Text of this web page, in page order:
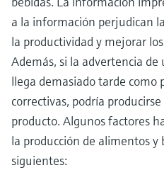
a la información perjudican
la productividad y mejorar
Además, si la advertencia
llega demasiado tarde como
correctivas, podría
producto. Algunos factores
la producción de alimentos y
siguientes: